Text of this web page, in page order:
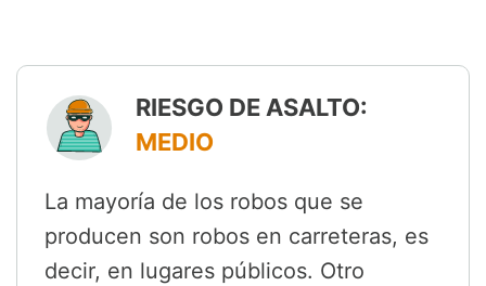
RIESGO DE ASALTO:
MEDIO
La mayoría de los robos que se
producen son robos en carreteras, es
decir, en lugares públicos. Otro